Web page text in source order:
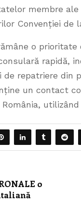
membre
Convenției de
o
rapidă,
repatriere din
un contact
o